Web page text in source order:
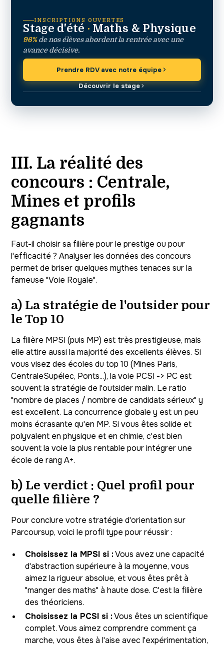
INSCRIPTIONS OUVERTES
Stage d'été · Maths & Physique
96% de nos élèves abordent la rentrée avec une
avance décisive.
Prendre RDV avec notre équipe
Découvrir le stage
III. La réalité des
concours : Centrale,
Mines et profils
gagnants
Faut-il choisir sa filière pour le prestige ou pour
l'efficacité ? Analyser les données des concours
permet de briser quelques mythes tenaces sur la
fameuse "Voie Royale".
a) La stratégie de l'outsider pour
le Top 10
La filière MPSI (puis MP) est très prestigieuse, mais
elle attire aussi la majorité des excellents élèves. Si
vous visez des écoles du top 10 (Mines Paris,
CentraleSupélec, Ponts...), la voie PCSI -> PC est
souvent la stratégie de l'outsider malin. Le ratio
"nombre de places / nombre de candidats sérieux" y
est excellent. La concurrence globale y est un peu
moins écrasante qu'en MP. Si vous êtes solide et
polyvalent en physique et en chimie, c'est bien
souvent la voie la plus rentable pour intégrer une
école de rang A+.
b) Le verdict : Quel profil pour
quelle filière ?
Pour conclure votre stratégie d'orientation sur
Parcoursup, voici le profil type pour réussir :
Choisissez la MPSI si :Vous avez une capacité
d'abstraction supérieure à la moyenne, vous
aimez la rigueur absolue, et vous êtes prêt à
"manger des maths" à haute dose. C'est la filière
des théoriciens.
Choisissez la PCSI si :Vous êtes un scientifique
complet. Vous aimez comprendre comment ça
marche, vous êtes à l'aise avec l'expérimentation,